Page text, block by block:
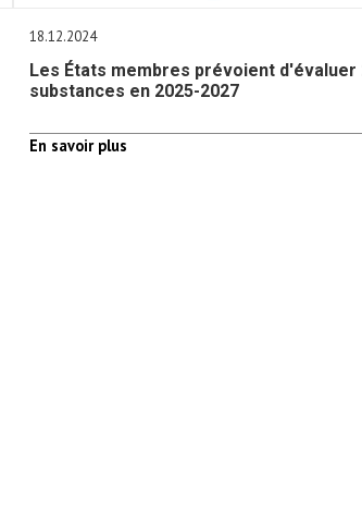
18.12.2024
Les États membres prévoient d'évaluer
substances en 2025-2027
En savoir plus